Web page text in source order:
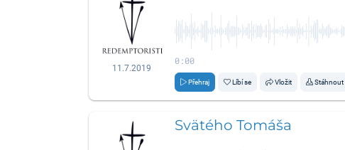
11.7.2019
0:00
Přehraj Líbí se Vložit Stáhnout
Svätého Tomáša